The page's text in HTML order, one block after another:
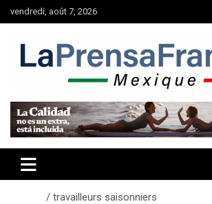
au
vendredi, août 7, 2026
travailleurs saisonniers